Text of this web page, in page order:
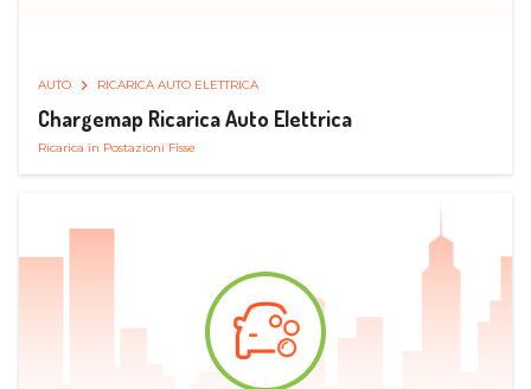
AUTO RICARICA AUTO ELETTRICA
Chargemap Ricarica Auto Elettrica
Ricarica in Postazioni Fisse